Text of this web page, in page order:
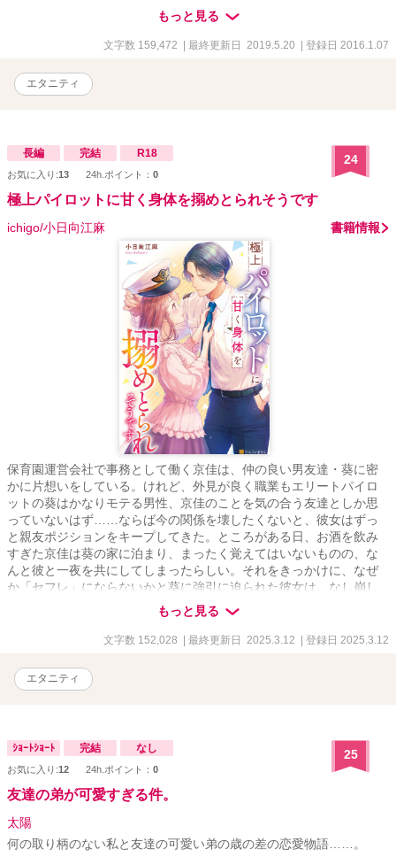
いただきましたＳＳです。 少しでもお楽しみいただけますと幸いで
す。 ＊性描写はございませんが、もととなる作品がＲ１８相当であ
るため、それなりの指定を付けさせていただいております。ご了承
もっと見る
文字数 159,472 | 最終更新日 2019.5.20 | 登録日 2016.1.07
エタニティ
長編 完結 R18
お気に入り:13 24h.ポイント： 0
24
極上パイロットに甘く身体を搦めとられそうです
ichigo/小日向江麻 書籍情報
保育園運営会社で事務として働く京佳は、仲の良い男友達・葵に密
かに片想いをしている。けれど、外見が良く職業もエリートパイロ
ットの葵はかなりモテる男性、京佳のことを気の合う友達としか思
っていないはず……ならば今の関係を壊したくないと、彼女はずっ
と親友ポジションをキープしてきた。ところがある日、お酒を飲み
すぎた京佳は葵の家に泊まり、まったく覚えてはいないものの、な
んと彼と一夜を共にしてしまったらしい。それをきっかけに、なぜ
か「セフレ」にならないかと葵に強引に迫られた彼女は、なし崩し
的に同意した。その後、葵は「セフレ」のはずの京佳を本当の恋人
のように甘く溺愛してきて――!?
もっと見る
文字数 152,028 | 最終更新日 2025.3.12 | 登録日 2025.3.12
エタニティ
ｼｮｰﾄｼｮｰﾄ 完結 なし
お気に入り:12 24h.ポイント： 0
25
友達の弟が可愛すぎる件。
太陽
何の取り柄のない私と友達の可愛い弟の歳の差の恋愛物語……。